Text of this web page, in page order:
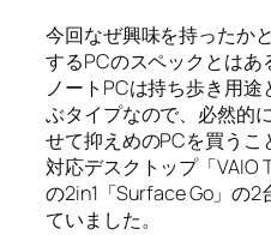
今回なぜ興味を持ったか
するPCのスペックとはあ
ノートPCは持ち歩き用
ぶタイプなので、必然的
せて抑えめのPCを買う
対応デスクトップ「VAIO
の2in1「Surface Go」の
ていました。